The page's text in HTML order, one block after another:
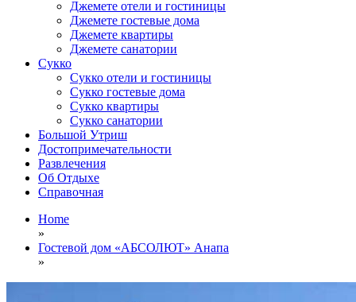
Джемете отели и гостиницы
Джемете гостевые дома
Джемете квартиры
Джемете санатории
Сукко
Сукко отели и гостиницы
Сукко гостевые дома
Сукко квартиры
Сукко санатории
Большой Утриш
Достопримечательности
Развлечения
Об Отдыхе
Справочная
Home
»
Гостевой дом «АБСОЛЮТ» Анапа
»